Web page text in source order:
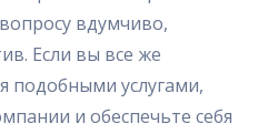
вдумчиво,
Если вы все же
подобными услугами,
и обеспечьте себя